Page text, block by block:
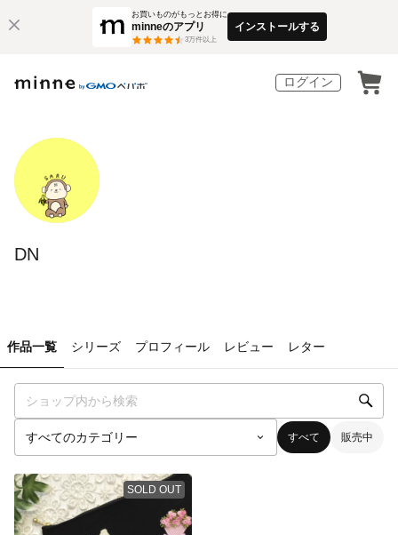
お買いものがもっとお得に
minneのアプリ
3万件以上
インストールする
ログイン
DN
作品一覧 シリーズ プロフィール レビュー レター
すべて 販売中
SOLD OUT